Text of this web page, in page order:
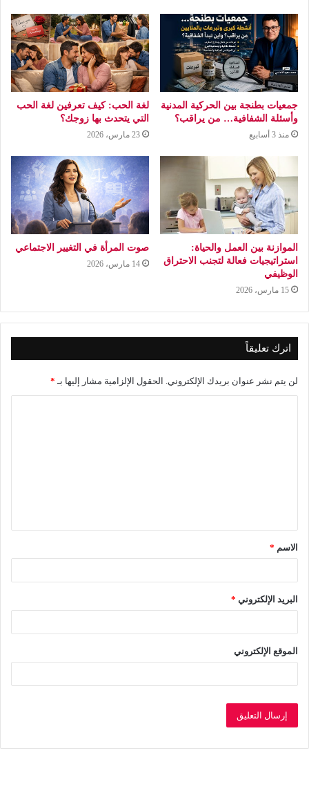
جمعيات بطنجة بين الحركية المدنية
وأسئلة الشفافية… من يراقب؟
منذ 3 أسابيع
لغة الحب: كيف تعرفين لغة الحب
التي يتحدث بها زوجك؟
23 مارس، 2026
الموازنة بين العمل والحياة:
استراتيجيات فعالة لتجنب الاحتراق
الوظيفي
15 مارس، 2026
صوت المرأة في التغيير الاجتماعي
14 مارس، 2026
اترك تعليقاً
لن يتم نشر عنوان بريدك الإلكتروني. الحقول الإلزامية مشار إليها بـ *
ق
*
الاسم *
البريد الإلكتروني *
الموقع الإلكتروني